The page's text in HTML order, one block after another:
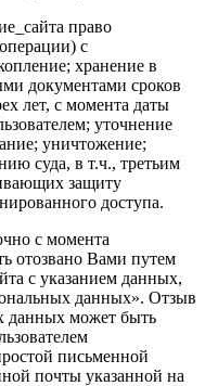
право
с
хранение в
документами сроков
лет, с момента даты
уточнение
уничтожение;
суда, в т.ч., третьим
защиту
доступа.
с момента
отозвано Вами путем
с указанием данных,
данных». Отзыв
данных может быть
письменной
почты указанной на